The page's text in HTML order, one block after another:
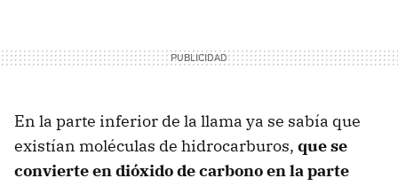
En la parte inferior de la llama ya se sabía que
existían moléculas de hidrocarburos, que se
convierte en dióxido de carbono en la parte